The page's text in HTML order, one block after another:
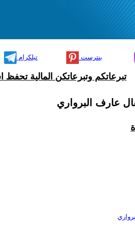
تيلكرام بنترست
تبرعاتكم وتبرعاتكن المالية
عارف البرواري